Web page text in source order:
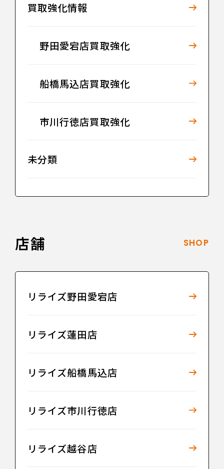
買取強化情報
野田愛宕店買取強化
船橋馬込店買取強化
市川行徳店買取強化
未分類
店舗 SHOP
リライズ野田愛宕店
リライズ蓮田店
リライズ船橋馬込店
リライズ市川行徳店
リライズ越谷店